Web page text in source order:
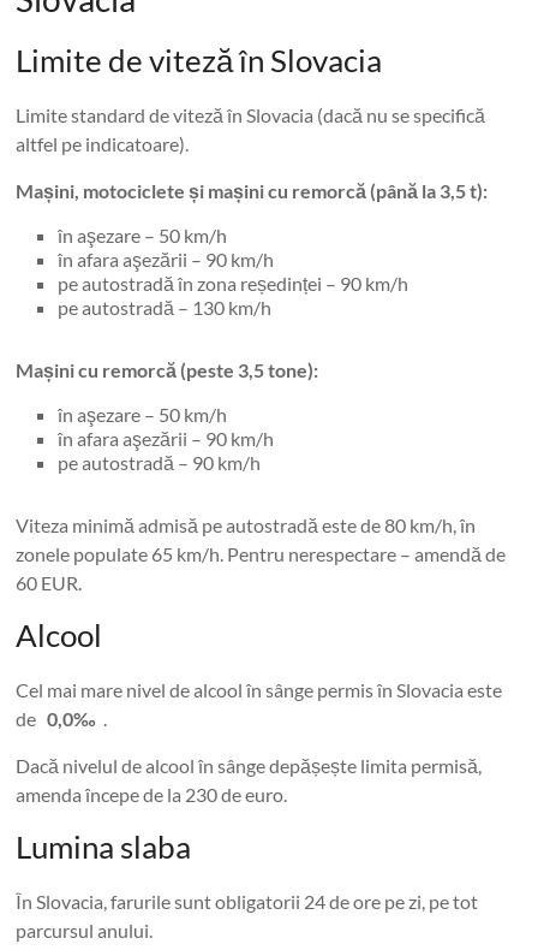
Limite de viteză în Slovacia
Limite standard de viteză în Slovacia (dacă nu se specifică
altfel pe indicatoare).
Mașini, motociclete și mașini cu remorcă (până la 3,5 t):
în aşezare – 50 km/h
în afara aşezării – 90 km/h
pe autostradă în zona reședinței – 90 km/h
pe autostradă – 130 km/h
Mașini cu remorcă (peste 3,5 tone):
în aşezare – 50 km/h
în afara aşezării – 90 km/h
pe autostradă – 90 km/h
Viteza minimă admisă pe autostradă este de 80 km/h, în
zonele populate 65 km/h. Pentru nerespectare – amendă de
60 EUR.
Alcool
Cel mai mare nivel de alcool în sânge permis în Slovacia este
de0,0‰
Dacă nivelul de alcool în sânge depășește limita permisă,
amenda începe de la 230 de euro.
Lumina slaba
În Slovacia, farurile sunt obligatorii 24 de ore pe zi, pe tot
parcursul anului.